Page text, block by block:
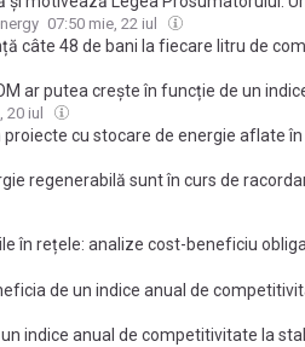
07:50 mie, 22 iul
câte 48 de bani la fiecare litru de
ar putea crește în funcție de un
20 iul
proiecte cu stocare de energie aflate în
în funcțiune în 2026
regenerabilă sunt în curs de
în rețele: analize cost-beneficiu
publice
de un indice anual de
noului proiect al Legii salarizării
indice anual de competitivitate la